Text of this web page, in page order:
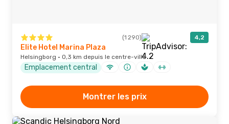
(1 290) 4,2
Elite Hotel Marina Plaza
Helsingborg · 0,3 km depuis le centre-ville
Emplacement central
Montrer les prix